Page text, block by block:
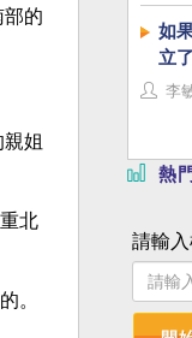
的
姐
北
。
如
立了
李
熱
請輸